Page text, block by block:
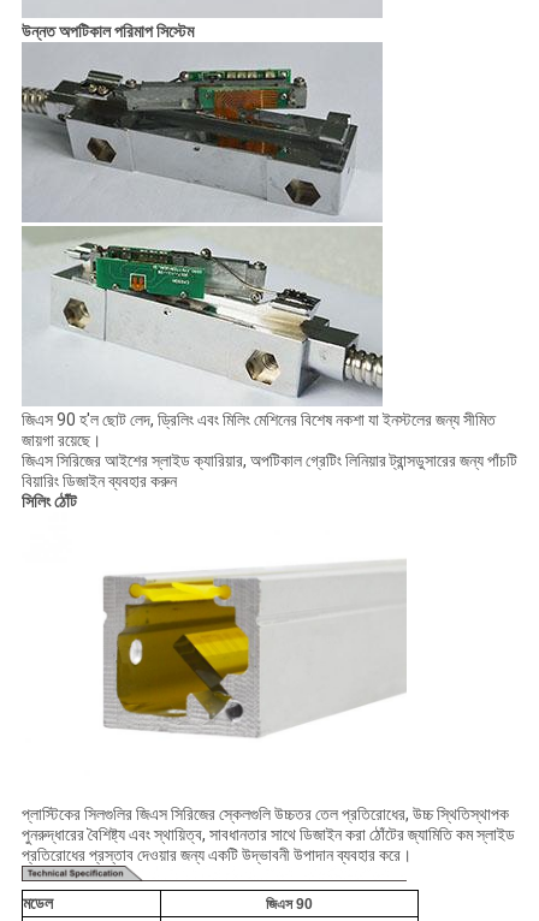
উন্নত অপটিকাল পরিমাপ সিস্টেম
জিএস 90 হ'ল ছোট লেদ, ড্রিলিং এবং মিলিং মেশিনের বিশেষ নকশা যা ইনস্টলের জন্য সীমিত
জায়গা রয়েছে।
জিএস সিরিজের আইশের স্লাইড ক্যারিয়ার, অপটিকাল গ্রেটিং লিনিয়ার ট্রান্সডুসারের জন্য পাঁচটি
বিয়ারিং ডিজাইন ব্যবহার করুন
সিলিং ঠোঁট
প্লাস্টিকের সিলগুলির জিএস সিরিজের স্কেলগুলি উচ্চতর তেল প্রতিরোধের, উচ্চ স্থিতিস্থাপক
পুনরুদ্ধারের বৈশিষ্ট্য এবং স্থায়িত্ব, সাবধানতার সাথে ডিজাইন করা ঠোঁটের জ্যামিতি কম স্লাইড
প্রতিরোধের প্রস্তাব দেওয়ার জন্য একটি উদ্ভাবনী উপাদান ব্যবহার করে।
মডেল জিএস 90